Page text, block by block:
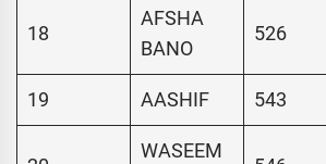
18
AFSHA
BANO
526
19 AASHIF 543
WASEEM